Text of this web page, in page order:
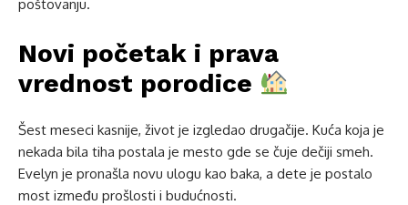
poštovanju.
Novi početak i prava
vrednost porodice
Šest meseci kasnije, život je izgledao drugačije. Kuća koja je
nekada bila tiha postala je mesto gde se čuje dečiji smeh.
Evelyn je pronašla novu ulogu kao baka, a dete je postalo
most između prošlosti i budućnosti.